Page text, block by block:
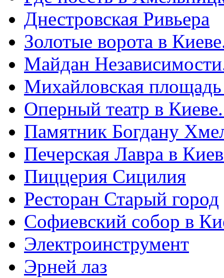
Днестровская Ривьера
Золотые ворота в
Майдан
Михайловская
Оперный театр в
Памятник Богдану
Печерская Лавра в
Пиццерия Сицилия
Ресторан Старый город
Софиевский собор в
Электроинструмент
Эрней лаз